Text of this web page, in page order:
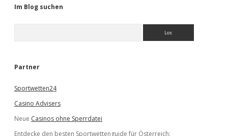
Im Blog suchen
e
Partner
Sportwetten24
Casino Advisers
Neue Casinos ohne Sperrdatei
Entdecke den besten Sportwettenguide für Österreich: